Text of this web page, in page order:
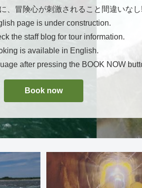
、冒険心が刺激されること間違いなし
page is under construction.
the staff blog for tour information.
is available in English.
after pressing the BOOK NOW
Book now